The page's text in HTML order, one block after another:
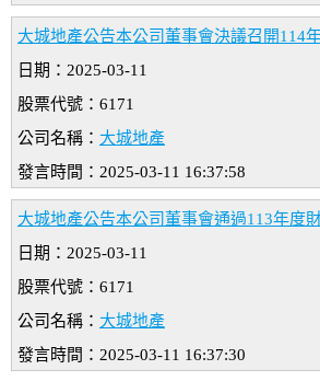
大城地產公告本公司董事會決議召開114
日期：2025-03-11
股票代號：6171
公司名稱： 大城地產
發言時間：2025-03-11 16:37:58
大城地產公告本公司董事會通過113年度
日期：2025-03-11
股票代號：6171
公司名稱： 大城地產
發言時間：2025-03-11 16:37:30